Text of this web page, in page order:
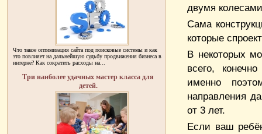
двумя
Сама
которые
В некоторых
всего,
именно
направления
от 3 лет.
Если ваш
Что такое оптимизация сайта под поисковые системы и как
это повлияет на дальнейшую судьбу продвижения бизнеса в
интерне? Как сократить расходы на...
Три наиболее удачных мастер класса для
детей.